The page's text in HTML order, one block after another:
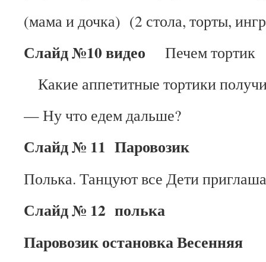
(мама и дочка) (2 стола, торты,
Слайд №10 видео Печем тортик
Какие аппетитные тортики
— Ну что едем дальше?
Слайд № 11 Паровозик
Полька. Танцуют все Дети
Слайд № 12 полька
Паровозик остановка Весенняя